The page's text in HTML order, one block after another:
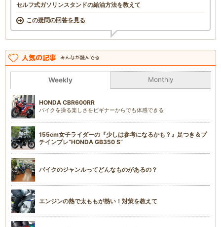
セルフ式ガソリンスタンドの給油方法を教えて
この疑問の回答を見る
人気の記事 みんなが読んでる
Weekly Monthly
HONDA CBR600RR
バイクを操る楽しさをビギナーからでも体感できる
155cm女子ライダーの『少しは参考になるかも？』足つき＆プ
チインプレ“HONDA GB350 S”
バイクのジャンルってどんなものがあるの？
エンジンの熱で太ももが熱い！対策を教えて